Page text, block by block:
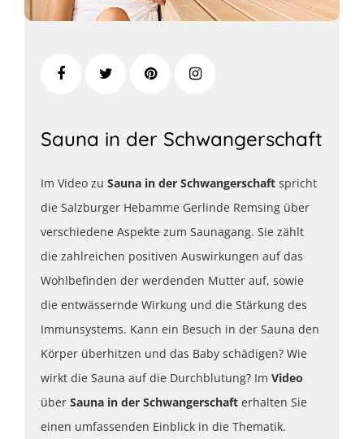
Sauna in der Schwangerschaft
Im Video zu Sauna in der Schwangerschaft spricht
die Salzburger Hebamme Gerlinde Remsing über
verschiedene Aspekte zum Saunagang. Sie zählt
die zahlreichen positiven Auswirkungen auf das
Wohlbefinden der werdenden Mutter auf, sowie
die entwässernde Wirkung und die Stärkung des
Immunsystems. Kann ein Besuch in der Sauna den
Körper überhitzen und das Baby schädigen? Wie
wirkt die Sauna auf die Durchblutung? Im Video
über Sauna in der Schwangerschaft erhalten Sie
einen umfassenden Einblick in die Thematik.